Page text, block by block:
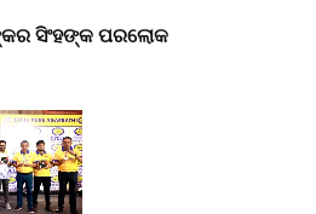
ସିଂହଙ୍କ ପରଲୋକ